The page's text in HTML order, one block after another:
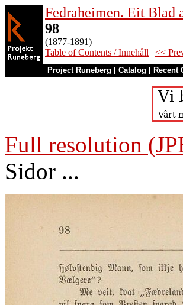
Fedraheimen. Eit Blad
98
(1877-1891)
Table of Contents / Innehåll | <<
Project Runeberg Catalog Recent
Full resolution
Sidor ...